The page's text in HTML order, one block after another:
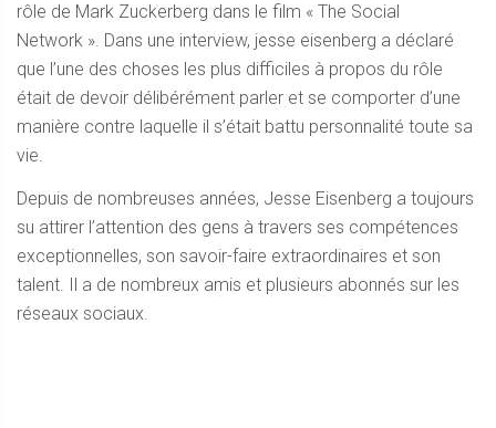
rôle de Mark Zuckerberg dans le film « The Social
Network ». Dans une interview, jesse eisenberg a déclaré
que l’une des choses les plus difficiles à propos du rôle
était de devoir délibérément parler et se comporter d’une
manière contre laquelle il s’était battu personnalité toute sa
vie.
Depuis de nombreuses années, Jesse Eisenberg a toujours
su attirer l’attention des gens à travers ses compétences
exceptionnelles, son savoir-faire extraordinaires et son
talent. Il a de nombreux amis et plusieurs abonnés sur les
réseaux sociaux.